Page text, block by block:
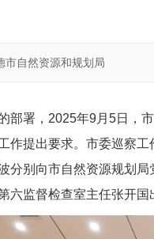
市自然资源和规划局
部署，2025年9月5日，
作提出要求。市委巡察
分别向市自然资源规划
六监督检查室主任张开国